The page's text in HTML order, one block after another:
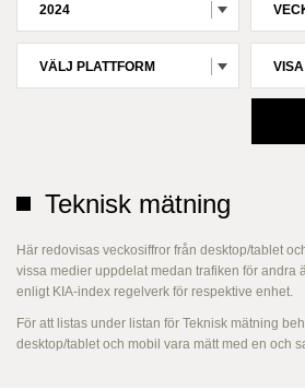
2024
VÄLJ PLATTFORM
Teknisk mätning
Här redovisas veckosiffror från desktop/tablet
vissa medier uppdelat medan trafiken för andra
enligt KIA-index regelverk för respektive enhet.
För att listas under listan för Teknisk mätning
desktop/tablet och mobil vara mätt med en och